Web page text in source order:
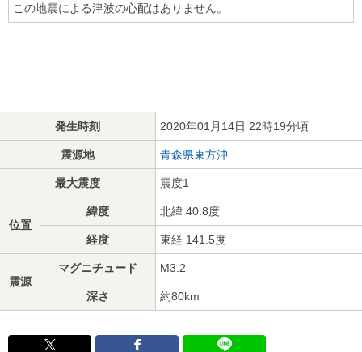
この地震による津波の心配はありません。
発生時刻 2020年01月14日 22時19分頃
震源地 青森県東方沖
最大震度 震度1
位置
緯度 北緯 40.8度
経度 東経 141.5度
震源
マグニチュード M3.2
深さ 約80km